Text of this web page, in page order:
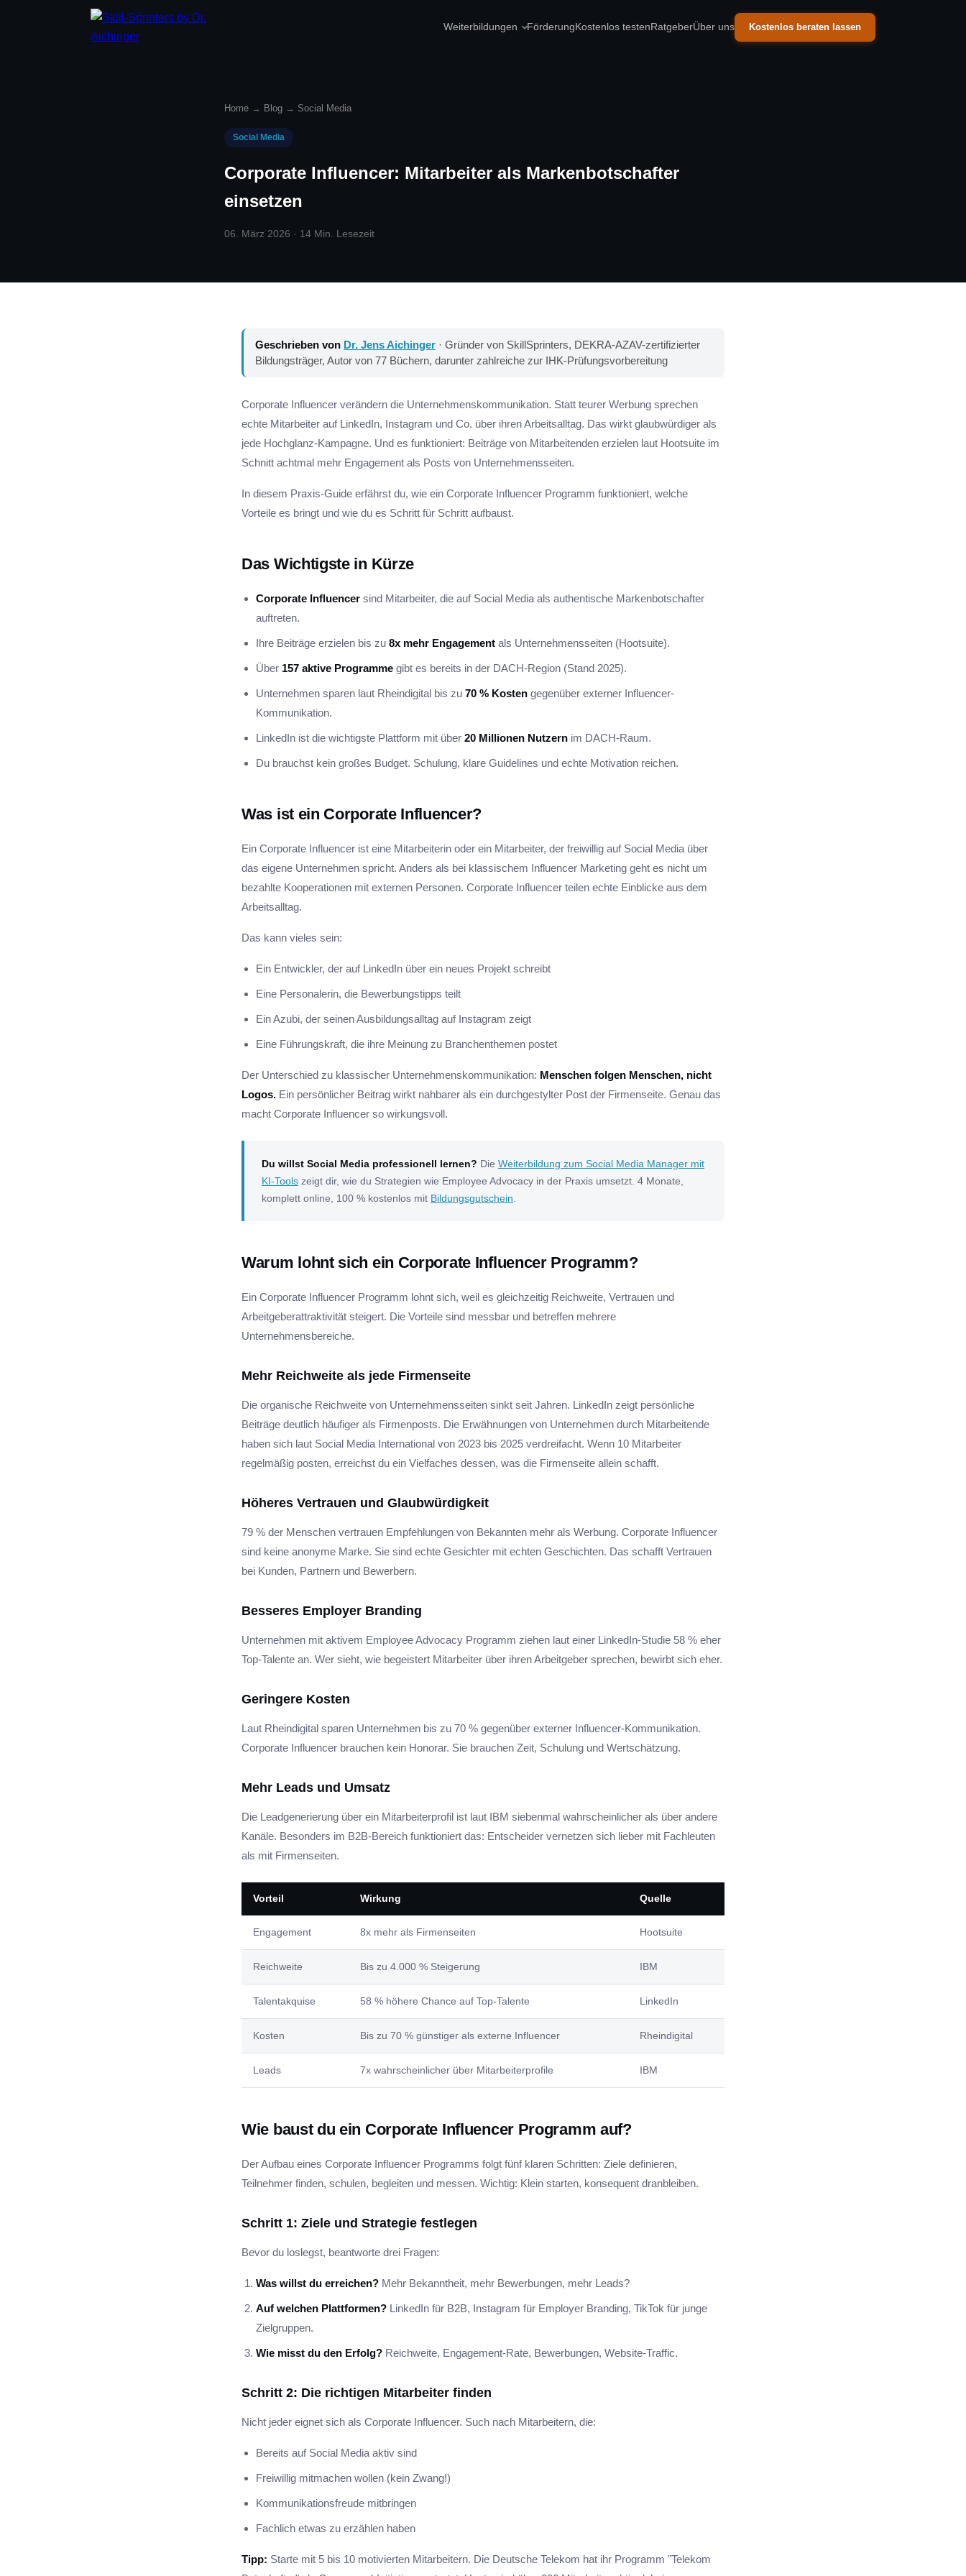
Weiterbildungen Förderung Kostenlos testen RatgeberÜber uns Kostenlos beraten lassen
Home → Blog → Social Media
Social Media
Corporate Influencer: Mitarbeiter als Markenbotschafter
einsetzen
06. März 2026 · 14 Min. Lesezeit
Geschrieben von Dr. Jens Aichinger · Gründer von SkillSprinters, DEKRA-AZAV-zertifizierter
Bildungsträger, Autor von 77 Büchern, darunter zahlreiche zur IHK-Prüfungsvorbereitung
Corporate Influencer verändern die Unternehmenskommunikation. Statt teurer Werbung sprechen
echte Mitarbeiter auf LinkedIn, Instagram und Co. über ihren Arbeitsalltag. Das wirkt glaubwürdiger als
jede Hochglanz-Kampagne. Und es funktioniert: Beiträge von Mitarbeitenden erzielen laut Hootsuite im
Schnitt achtmal mehr Engagement als Posts von Unternehmensseiten.
In diesem Praxis-Guide erfährst du, wie ein Corporate Influencer Programm funktioniert, welche
Vorteile es bringt und wie du es Schritt für Schritt aufbaust.
Das Wichtigste in Kürze
Corporate Influencer sind Mitarbeiter, die auf Social Media als authentische Markenbotschafter
auftreten.
Ihre Beiträge erzielen bis zu 8x mehr Engagement als Unternehmensseiten (Hootsuite).
Über 157 aktive Programme gibt es bereits in der DACH-Region (Stand 2025).
Unternehmen sparen laut Rheindigital bis zu 70 % Kosten gegenüber externer Influencer-
Kommunikation.
LinkedIn ist die wichtigste Plattform mit über 20 Millionen Nutzern im DACH-Raum.
Du brauchst kein großes Budget. Schulung, klare Guidelines und echte Motivation reichen.
Was ist ein Corporate Influencer?
Ein Corporate Influencer ist eine Mitarbeiterin oder ein Mitarbeiter, der freiwillig auf Social Media über
das eigene Unternehmen spricht. Anders als bei klassischem Influencer Marketing geht es nicht um
bezahlte Kooperationen mit externen Personen. Corporate Influencer teilen echte Einblicke aus dem
Arbeitsalltag.
Das kann vieles sein:
Ein Entwickler, der auf LinkedIn über ein neues Projekt schreibt
Eine Personalerin, die Bewerbungstipps teilt
Ein Azubi, der seinen Ausbildungsalltag auf Instagram zeigt
Eine Führungskraft, die ihre Meinung zu Branchenthemen postet
Der Unterschied zu klassischer Unternehmenskommunikation: Menschen folgen Menschen, nicht
Logos. Ein persönlicher Beitrag wirkt nahbarer als ein durchgestylter Post der Firmenseite. Genau das
macht Corporate Influencer so wirkungsvoll.
Du willst Social Media professionell lernen? Die Weiterbildung zum Social Media Manager mit
KI-Tools zeigt dir, wie du Strategien wie Employee Advocacy in der Praxis umsetzt. 4 Monate,
komplett online, 100 % kostenlos mit Bildungsgutschein
Warum lohnt sich ein Corporate Influencer Programm?
Ein Corporate Influencer Programm lohnt sich, weil es gleichzeitig Reichweite, Vertrauen und
Arbeitgeberattraktivität steigert. Die Vorteile sind messbar und betreffen mehrere
Unternehmensbereiche.
Mehr Reichweite als jede Firmenseite
Die organische Reichweite von Unternehmensseiten sinkt seit Jahren. LinkedIn zeigt persönliche
Beiträge deutlich häufiger als Firmenposts. Die Erwähnungen von Unternehmen durch Mitarbeitende
haben sich laut Social Media International von 2023 bis 2025 verdreifacht. Wenn 10 Mitarbeiter
regelmäßig posten, erreichst du ein Vielfaches dessen, was die Firmenseite allein schafft.
Höheres Vertrauen und Glaubwürdigkeit
79 % der Menschen vertrauen Empfehlungen von Bekannten mehr als Werbung. Corporate Influencer
sind keine anonyme Marke. Sie sind echte Gesichter mit echten Geschichten. Das schafft Vertrauen
bei Kunden, Partnern und Bewerbern.
Besseres Employer Branding
Unternehmen mit aktivem Employee Advocacy Programm ziehen laut einer LinkedIn-Studie 58 % eher
Top-Talente an. Wer sieht, wie begeistert Mitarbeiter über ihren Arbeitgeber sprechen, bewirbt sich eher.
Geringere Kosten
Laut Rheindigital sparen Unternehmen bis zu 70 % gegenüber externer Influencer-Kommunikation.
Corporate Influencer brauchen kein Honorar. Sie brauchen Zeit, Schulung und Wertschätzung.
Mehr Leads und Umsatz
Die Leadgenerierung über ein Mitarbeiterprofil ist laut IBM siebenmal wahrscheinlicher als über andere
Kanäle. Besonders im B2B-Bereich funktioniert das: Entscheider vernetzen sich lieber mit Fachleuten
als mit Firmenseiten.
Vorteil Wirkung Quelle
Engagement 8x mehr als Firmenseiten Hootsuite
Reichweite Bis zu 4.000 % Steigerung IBM
Talentakquise 58 % höhere Chance auf Top-Talente LinkedIn
Kosten Bis zu 70 % günstiger als externe Influencer Rheindigital
Leads 7x wahrscheinlicher über Mitarbeiterprofile IBM
Wie baust du ein Corporate Influencer Programm auf?
Der Aufbau eines Corporate Influencer Programms folgt fünf klaren Schritten: Ziele definieren,
Teilnehmer finden, schulen, begleiten und messen. Wichtig: Klein starten, konsequent dranbleiben.
Schritt 1: Ziele und Strategie festlegen
Bevor du loslegst, beantworte drei Fragen:
Was willst du erreichen? Mehr Bekanntheit, mehr Bewerbungen, mehr Leads?
Auf welchen Plattformen? LinkedIn für B2B, Instagram für Employer Branding, TikTok für junge
Zielgruppen.
Wie misst du den Erfolg? Reichweite, Engagement-Rate, Bewerbungen, Website-Traffic.
Schritt 2: Die richtigen Mitarbeiter finden
Nicht jeder eignet sich als Corporate Influencer. Such nach Mitarbeitern, die:
Bereits auf Social Media aktiv sind
Freiwillig mitmachen wollen (kein Zwang!)
Kommunikationsfreude mitbringen
Fachlich etwas zu erzählen haben
Tipp: Starte mit 5 bis 10 motivierten Mitarbeitern. Die Deutsche Telekom hat ihr Programm "Telekom